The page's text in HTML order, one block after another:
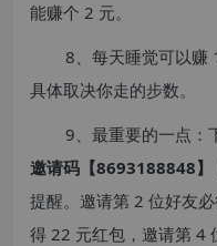
能赚个 2 元。
8、每天睡觉可以赚
具体取决你走的步数。
9、最重要的一点：
邀请码【8693188848
提醒。邀请第 2 位好友
得 22 元红包，邀请第 4